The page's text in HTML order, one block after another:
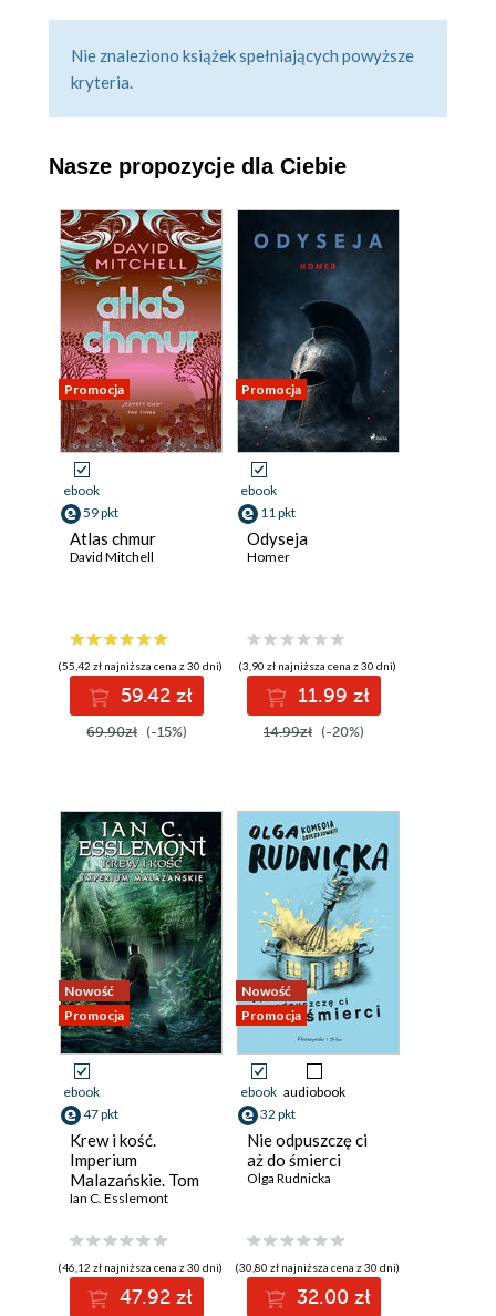
Nie znaleziono książek spełniających powyższe
kryteria.
Nasze propozycje dla Ciebie
Promocja
ebook
59 pkt
Atlas chmur
David Mitchell
(55,42 zł najniższa cena z 30 dni)
59.42 zł
69.90zł (-15%)
Promocja
ebook
11 pkt
Odyseja
Homer
(3,90 zł najniższa cena z 30 dni)
11.99 zł
14.99zł (-20%)
Nowość
Promocja
ebook
47 pkt
Krew i kość.
Imperium
Malazańskie. Tom
5
Ian C. Esslemont
(46,12 zł najniższa cena z 30 dni)
47.92 zł
Nowość
Promocja
ebook audiobook
32 pkt
Nie odpuszczę ci
aż do śmierci
Olga Rudnicka
(30,80 zł najniższa cena z 30 dni)
32.00 zł